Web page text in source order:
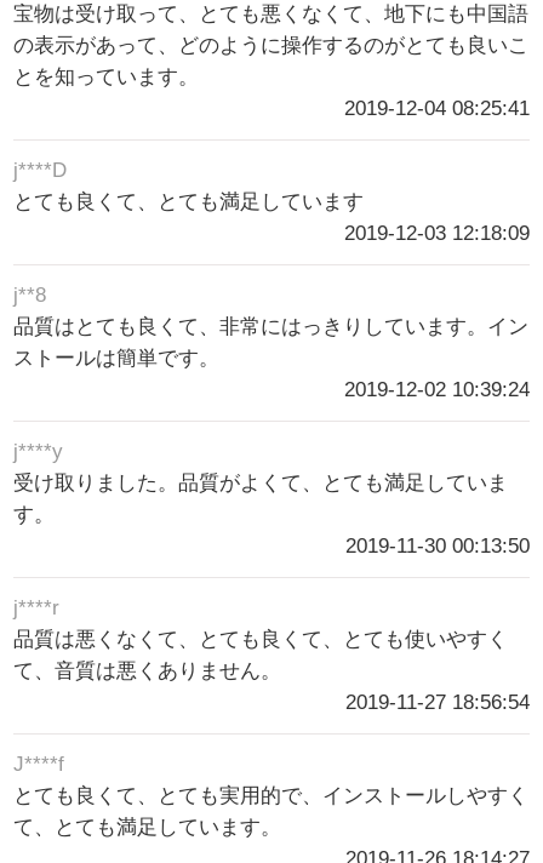
宝物は受け取って、とても悪くなくて、地下にも中国語
の表示があって、どのように操作するのがとても良いこ
とを知っています。
2019-12-04 08:25:41
j****D
とても良くて、とても満足しています
2019-12-03 12:18:09
j**8
品質はとても良くて、非常にはっきりしています。イン
ストールは簡単です。
2019-12-02 10:39:24
j****y
受け取りました。品質がよくて、とても満足していま
す。
2019-11-30 00:13:50
j****r
品質は悪くなくて、とても良くて、とても使いやすく
て、音質は悪くありません。
2019-11-27 18:56:54
J****f
とても良くて、とても実用的で、インストールしやすく
て、とても満足しています。